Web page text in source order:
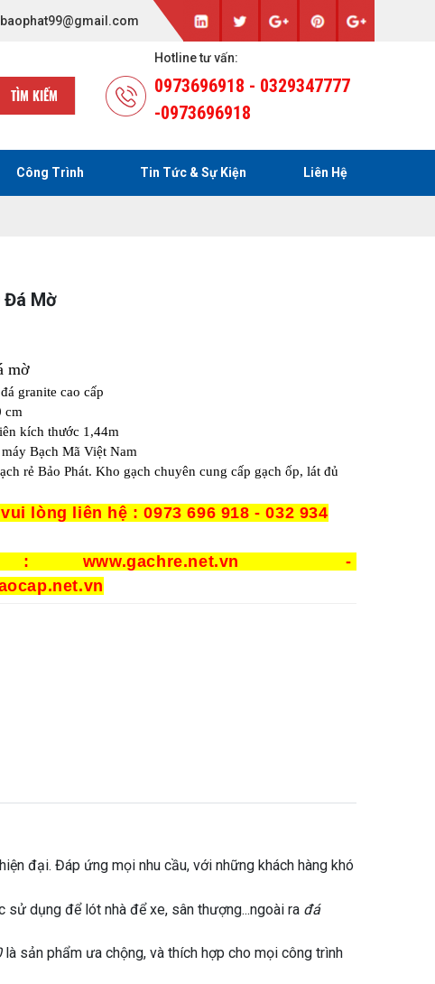
TÌM KIẾM
Hotline tư vấn:
0973696918 - 0329347777
-0973696918
Công Trình Tin Tức & Sự Kiện Liên Hệ
Đá Mờ
mờ
granite cao cấp
cm
kích thước 1,44m
Bạch Mã Việt Nam
rẻ Bảo Phát. Kho gạch chuyên cung cấp gạch ốp, lát đủ
lòng liên hệ : 0973 696 918 - 032 934
: www.gachre.net.vn -
đại. Đáp ứng mọi nhu cầu, với những khách hàng khó
dụng để lót nhà để xe, sân thượng...ngoài ra đá
là sản phẩm ưa chộng, và thích hợp cho mọi công trình